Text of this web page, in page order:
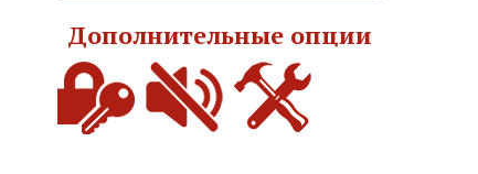
Дополнительные опции